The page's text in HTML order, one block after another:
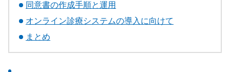
同意書の作成手順と運用
オンライン診療システムの導入に向けて
まとめ